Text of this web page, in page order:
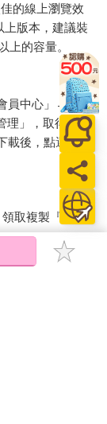
的線上瀏覽效
上版本，建議裝
上的容量。
員中心」→「我
理」，取得通行
載後，點選任一
取複製『兌換
以金石堂專屬